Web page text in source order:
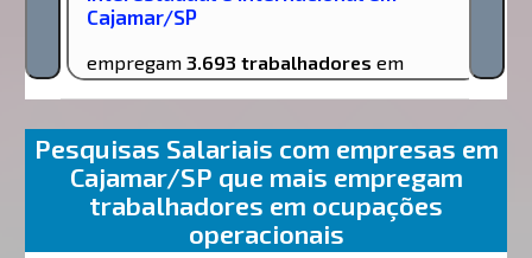
Cajamar/SP
empregam 3.693 trabalhadores em
ocupações gerenciais
Pesquisas Salariais com empresas em
Cajamar/SP que mais empregam
trabalhadores em ocupações
operacionais